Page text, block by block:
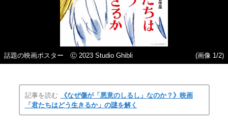
話題の映画ポスター Ⓒ 2023 Studio Ghibli (画像 1/2)
記事を読む
《なぜ傷が「悪意のしるし」なのか？》映画
「君たちはどう生きるか」の謎を解く